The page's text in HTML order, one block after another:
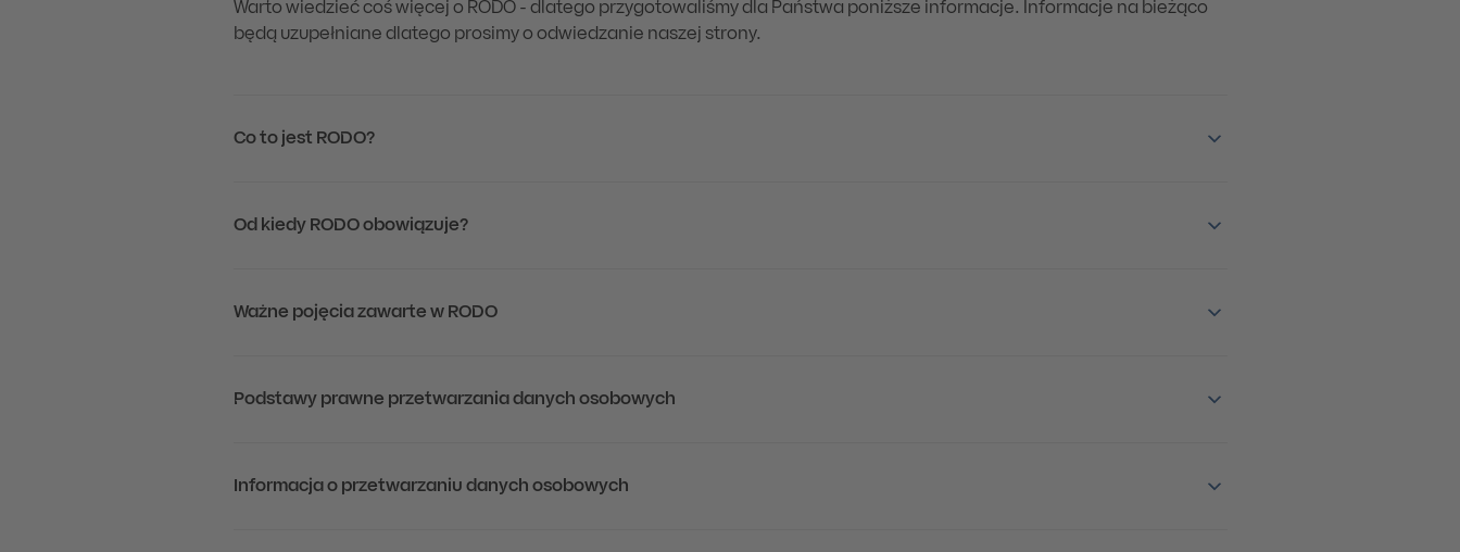
Warto wiedzieć coś więcej o RODO - dlatego przygotowaliśmy dla Państwa poniższe informacje. Informacje na bieżąco
będą uzupełniane dlatego prosimy o odwiedzanie naszej strony.
Co to jest RODO?
Od kiedy RODO obowiązuje?
Ważne pojęcia zawarte w RODO
Podstawy prawne przetwarzania danych osobowych
Informacja o przetwarzaniu danych osobowych